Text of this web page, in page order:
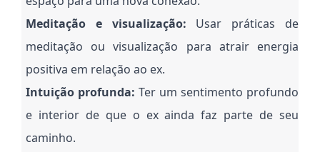
Meditação e visualização: Usar práticas de
meditação ou visualização para atrair energia
positiva em relação ao ex.
Intuição profunda: Ter um sentimento profundo
e interior de que o ex ainda faz parte de seu
caminho.